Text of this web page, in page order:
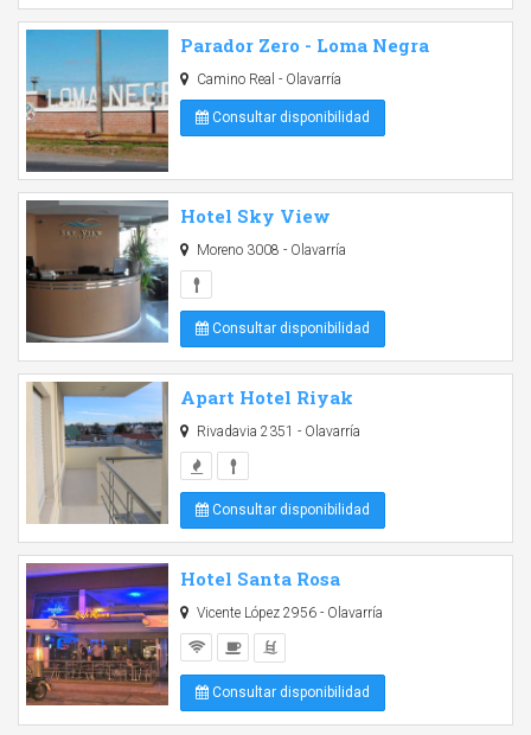
Parador Zero - Loma Negra
Camino Real - Olavarría
Consultar disponibilidad
Hotel Sky View
Moreno 3008 - Olavarría
Consultar disponibilidad
Apart Hotel Riyak
Rivadavia 2351 - Olavarría
Consultar disponibilidad
Hotel Santa Rosa
Vicente López 2956 - Olavarría
Consultar disponibilidad